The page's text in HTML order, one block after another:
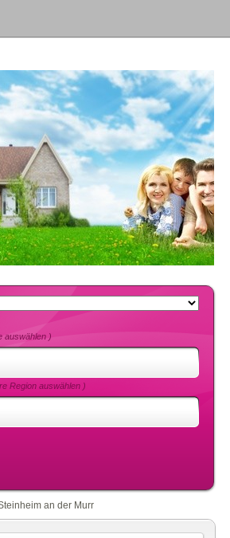
auswählen )
Region auswählen )
an der Murr